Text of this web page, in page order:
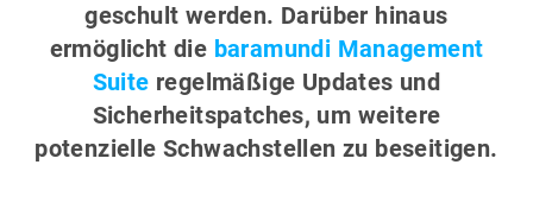
geschult werden. Darüber hinaus
ermöglicht die baramundi Management
Suite regelmäßige Updates und
Sicherheitspatches, um weitere
potenzielle Schwachstellen zu beseitigen.